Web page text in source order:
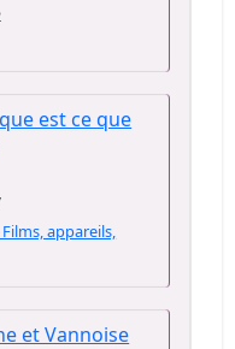
est ce que
Films, appareils,
et Vannoise